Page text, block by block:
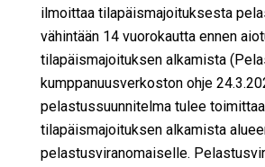
ilmoittaa tilapäismajoituksesta
vähintään 14 vuorokautta ennen
tilapäismajoituksen alkamista
kumppanuusverkoston ohje
pelastussuunnitelma tulee
tilapäismajoituksen alkamista
pelastusviranomaiselle.